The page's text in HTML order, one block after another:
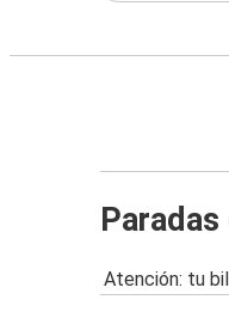
Atención: tu